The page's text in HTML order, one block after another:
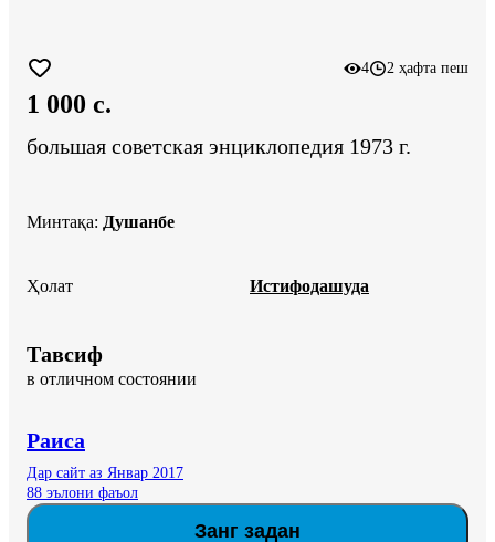
4 2 ҳафта пеш
1 000 c.
большая советская энциклопедия 1973 г.
Минтақа: Душанбе
Ҳолат Истифодашуда
Тавсиф
в отличном состоянии
Раиса
Дар сайт аз Январ 2017
88 эълони фаъол
Занг задан